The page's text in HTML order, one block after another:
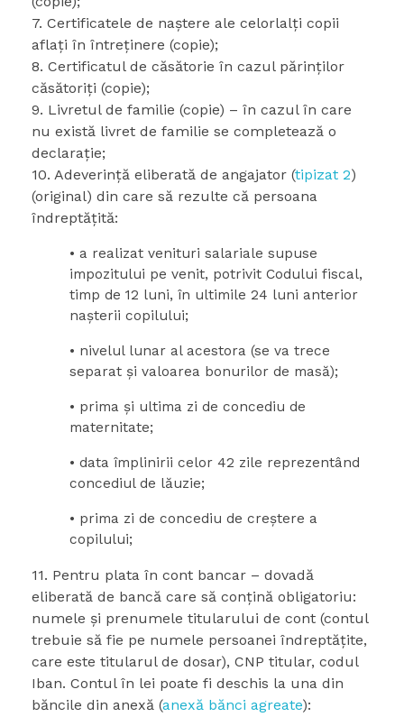
7. Certificatele de naştere ale celorlalți copii
aflaţi în întreţinere (copie);
8. Certificatul de căsătorie în cazul părinţilor
căsătoriţi (copie);
9. Livretul de familie (copie) – în cazul în care
nu există livret de familie se completează o
declaraţie;
10. Adeverință eliberată de angajator (tipizat 2)
(original) din care să rezulte că persoana
îndreptățită:
• a realizat venituri salariale supuse
impozitului pe venit, potrivit Codului fiscal,
timp de 12 luni, în ultimile 24 luni anterior
nașterii copilului;
• nivelul lunar al acestora (se va trece
separat și valoarea bonurilor de masă);
• prima și ultima zi de concediu de
maternitate;
• data împlinirii celor 42 zile reprezentând
concediul de lăuzie;
• prima zi de concediu de creștere a
copilului;
11. Pentru plata în cont bancar – dovadă
eliberată de bancă care să conţină obligatoriu:
numele şi prenumele titularului de cont (contul
trebuie să fie pe numele persoanei îndreptăţite,
care este titularul de dosar), CNP titular, codul
Iban. Contul în lei poate fi deschis la una din
băncile din anexă (anexă bănci agreate):